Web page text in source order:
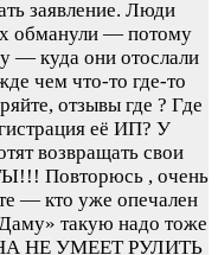
заявление. Люди
обманули — потому
— куда они отослали
чем что-то где-то
отзывы где ? Где
её ИП? У
возвращать свои
Повторюсь , очень
— кто уже опечален
такую надо тоже
ОНА НЕ УМЕЕТ РУЛИТЬ